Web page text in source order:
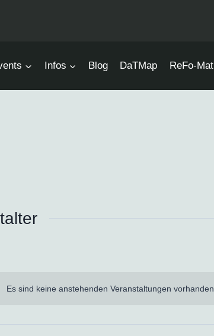
Infos Blog DaTMap ReFo-Mat
Hinweis
Es sind keine anstehenden Veranstaltungen vorhanden.